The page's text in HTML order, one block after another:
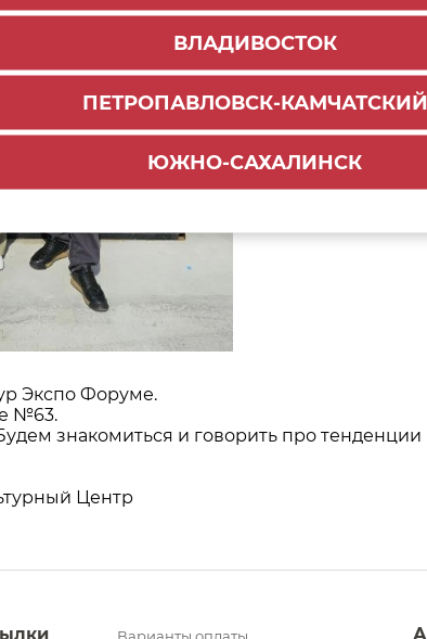
ВЛАДИВОСТОК
ПЕТРОПАВЛОВСК-КАМЧАТСКИЙ
ЮЖНО-САХАЛИНСК
Экспо Форуме.
№63.
знакомиться и говорить про
Центр